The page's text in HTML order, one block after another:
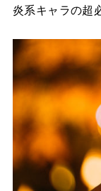
炎系キャラの超